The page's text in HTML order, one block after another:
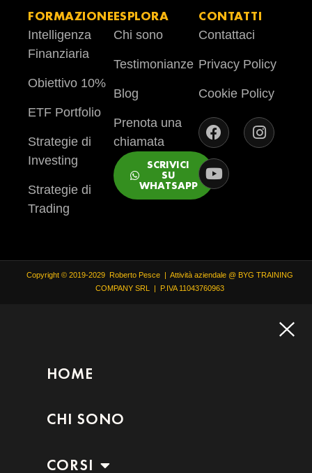
FORMAZIONE
Intelligenza
Finanziaria
Obiettivo 10%
ETF Portfolio
Strategie di
Investing
Strategie di
Trading
ESPLORA
Chi sono
Testimonianze
Blog
Prenota una
chiamata
SCRIVICI
SU
WHATSAPP
CONTATTI
Contattaci
Privacy Policy
Cookie Policy
Copyright © 2019-2029 Roberto Pesce | Attività aziendale @ BYG TRAINING
COMPANY SRL | P.IVA 11043760963
HOME
CHI SONO
CORSI